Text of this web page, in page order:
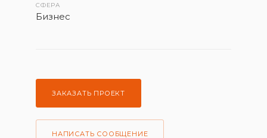
СФЕРА
Бизнес
ЗАКАЗАТЬ ПРОЕКТ
НАПИСАТЬ СООБЩЕНИЕ